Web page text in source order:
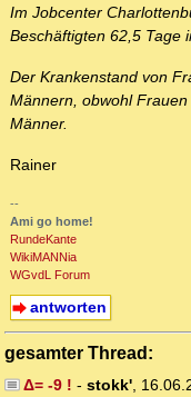
Im Jobcenter
Beschäftigten 62,5 Tage
Der Krankenstand von
Männern, obwohl
Männer.
Rainer
--
Ami go home!
RundeKante
WikiMANNia
WGvdL Forum
antworten
gesamter Thread:
Δ= -9 ! - stokk',